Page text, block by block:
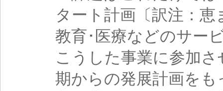
タート計画〔訳注：
教育･医療などのサー
こうした事業に参加
期からの発展計画を